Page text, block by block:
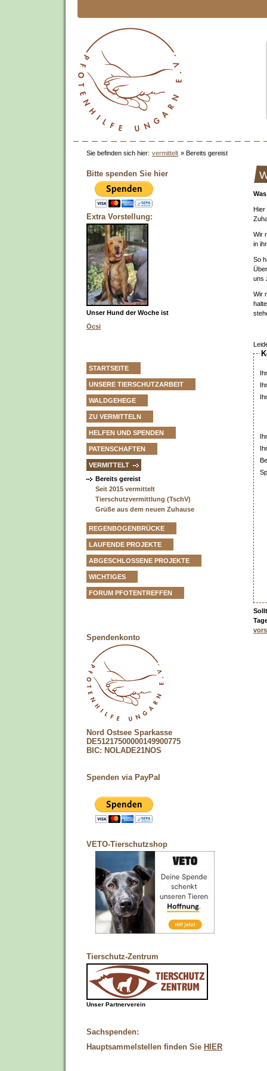
Sie befinden sich hier: vermittelt » Bereits gereist
Bitte spenden Sie hier
Extra Vorstellung:
Unser Hund der Woche ist
Öcsi
STARTSEITE
UNSERE TIERSCHUTZARBEIT
WALDGEHEGE
ZU VERMITTELN
HELFEN UND SPENDEN
PATENSCHAFTEN
VERMITTELT
Bereits gereist
Seit 2015 vermittelt
Tierschutzvermittlung (TschV)
Grüße aus dem neuen Zuhause
REGENBOGENBRÜCKE
LAUFENDE PROJEKTE
ABGESCHLOSSENE PROJEKTE
WICHTIGES
FORUM PFOTENTREFFEN
Spendenkonto
Nord Ostsee Sparkasse
DE51217500000149900775
BIC: NOLADE21NOS
Spenden via PayPal
VETO-Tierschutzshop
Tierschutz-Zentrum
Unser Partnerverein
Sachspenden:
Hauptsammelstellen finden Sie HIER
Hier
Wir
in
So
uns
Wir